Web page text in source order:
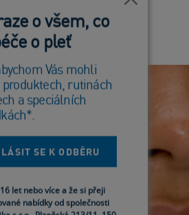
Blízko
o všem, co
o pleť
Vás mohli
rutinách
a speciálních
SE K ODBĚRU
let nebo více a že si přeji
nabídky od společnosti
Blízko
o všem, co
o pleť
Vás mohli
rutinách
a speciálních
SE K ODBĚRU
let nebo více a že si přeji
nabídky od společnosti